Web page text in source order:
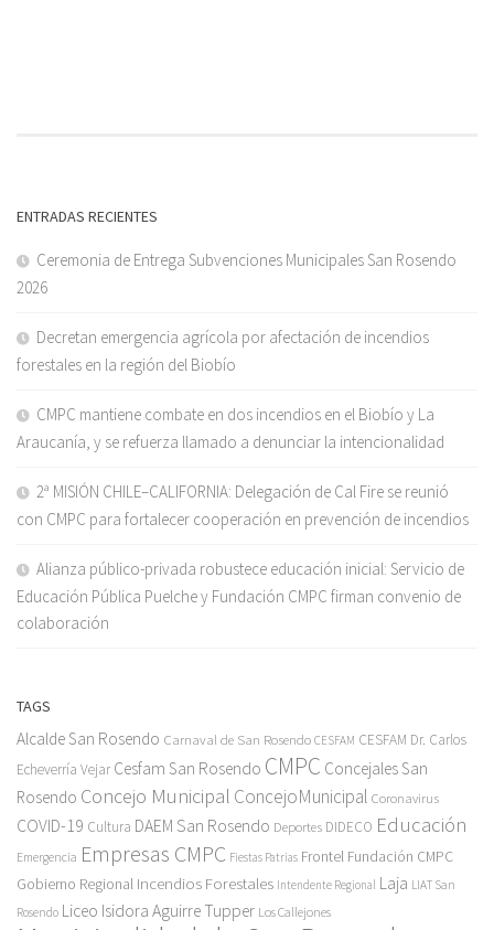
ENTRADAS RECIENTES
Ceremonia de Entrega Subvenciones Municipales San Rosendo
2026
Decretan emergencia agrícola por afectación de incendios
forestales en la región del Biobío
CMPC mantiene combate en dos incendios en el Biobío y La
Araucanía, y se refuerza llamado a denunciar la intencionalidad
2ª MISIÓN CHILE–CALIFORNIA: Delegación de Cal Fire se reunió
con CMPC para fortalecer cooperación en prevención de incendios
Alianza público-privada robustece educación inicial: Servicio de
Educación Pública Puelche y Fundación CMPC firman convenio de
colaboración
TAGS
Alcalde San Rosendo Carnaval de San Rosendo CESFAM CESFAM Dr. Carlos
Echeverría Vejar Cesfam San Rosendo CMPC Concejales San
Rosendo Concejo Municipal ConcejoMunicipal Coronavirus
COVID-19 Cultura DAEM San Rosendo Deportes DIDECO Educación
Emergencia Empresas CMPC Fiestas Patrias Frontel Fundación CMPC
Gobierno Regional Incendios Forestales Intendente Regional Laja LIAT San
Rosendo Liceo Isidora Aguirre Tupper Los Callejones